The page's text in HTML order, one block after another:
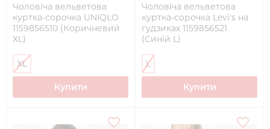
Чоловіча вельветова
куртка-сорочка UNIQLO
1159856510 (Коричневий
XL)
XL
Купити
Чоловіча вельветова
куртка-сорочка Levi's на
гудзиках 1159856521
(Синій L)
L
Купити